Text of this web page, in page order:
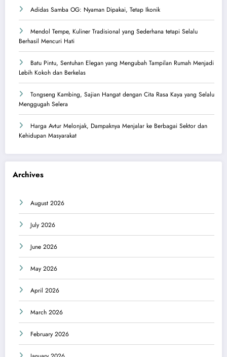
Adidas Samba OG: Nyaman Dipakai, Tetap Ikonik
Mendol Tempe, Kuliner Tradisional yang Sederhana tetapi Selalu
Berhasil Mencuri Hati
Batu Pintu, Sentuhan Elegan yang Mengubah Tampilan Rumah Menjadi
Lebih Kokoh dan Berkelas
Tongseng Kambing, Sajian Hangat dengan Cita Rasa Kaya yang Selalu
Menggugah Selera
Harga Avtur Melonjak, Dampaknya Menjalar ke Berbagai Sektor dan
Kehidupan Masyarakat
Archives
August 2026
July 2026
June 2026
May 2026
April 2026
March 2026
February 2026